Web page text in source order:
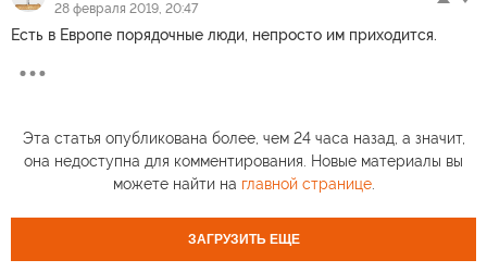
28 февраля 2019, 20:47
Есть в Европе порядочные люди, непросто им приходится.
Эта статья опубликована более, чем 24 часа назад, а значит,
она недоступна для комментирования. Новые материалы вы
можете найти на главной странице.
ЗАГРУЗИТЬ ЕЩЕ